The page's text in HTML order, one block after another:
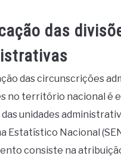
das
das circunscrições
no território nacional é
unidades
Estatístico Nacional
consiste na